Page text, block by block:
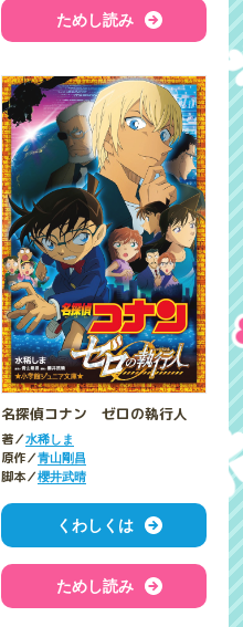
ためし読み
名探偵コナン ゼロの執行人
著／水稀しま
原作／青山剛昌
脚本／櫻井武晴
くわしくは
ためし読み